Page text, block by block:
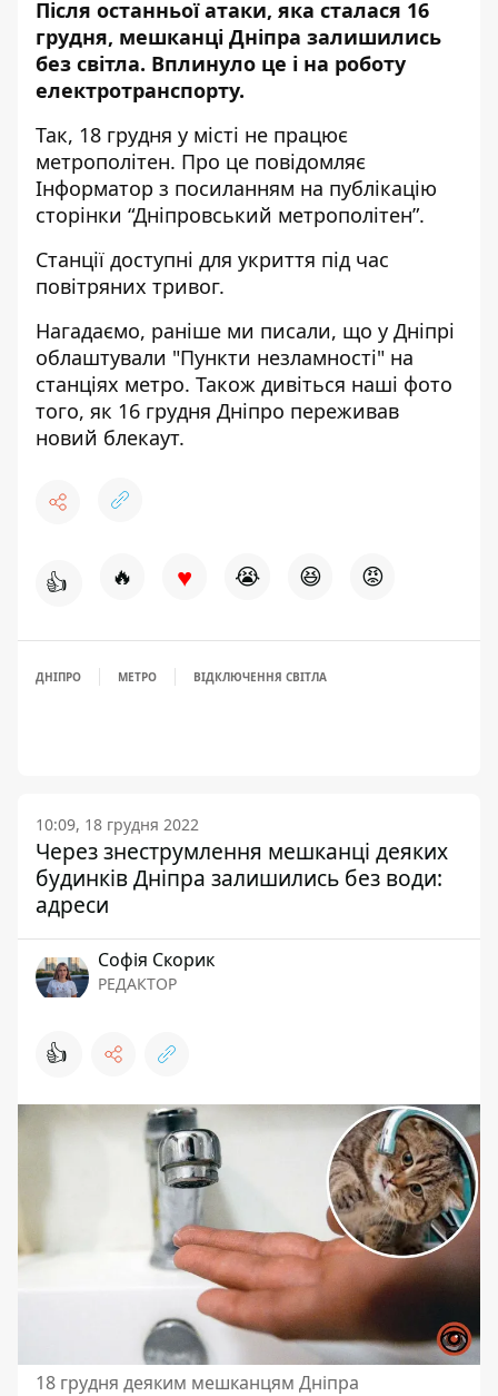
Після останньої атаки, яка сталася 16
грудня, мешканці Дніпра залишились
без світла. Вплинуло це і на роботу
електротранспорту.
Так, 18 грудня у місті не працює
метрополітен. Про це повідомляє
Інформатор з посиланням на публікацію
сторінки “Дніпровський метрополітен”.
Станції доступні для укриття під час
повітряних тривог.
Нагадаємо, раніше ми писали, що у Дніпрі
облаштували "Пункти незламності" на
станціях метро. Також дивіться наші фото
того, як 16 грудня Дніпро переживав
новий блекаут.
👍 🔥 ♥ 😭 😆 😡
ДНІПРО МЕТРО ВІДКЛЮЧЕННЯ СВІТЛА
10:09, 18 грудня 2022
Через знеструмлення мешканці деяких
будинків Дніпра залишились без води:
адреси
Софія Скорик
РЕДАКТОР
👍
18 грудня деяким мешканцям Дніпра